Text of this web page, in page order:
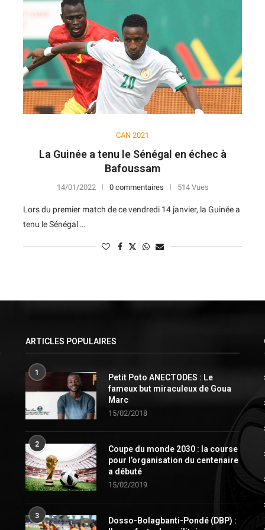
CAN 2021
La Guinée a tenu le Sénégal en échec à
Bafoussam
14/01/2022 0 commentaires 514 Vues
Lors du premier match de ce vendredi 14 janvier, la Guinée a
tenu le Sénégal …
14 D D
12 N D N V V
13 N V D D
14 D D D D D
ARTICLES POPULAIRES
1
Petit Poto ANECTODES : Le
fameux but miraculeux de Goua
Marc
15/02/2018
2
Coupe du monde 2030 : la course
pour l’organisation du centenaire
a débuté
15/02/2019
3
Dosso-Bolagbanti-Pondé (DBP) :